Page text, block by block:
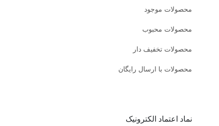
محصولات موجود
محصولات محبوب
محصولات تخفیف دار
محصولات با ارسال رایگان
نماد اعتماد الکترونیک